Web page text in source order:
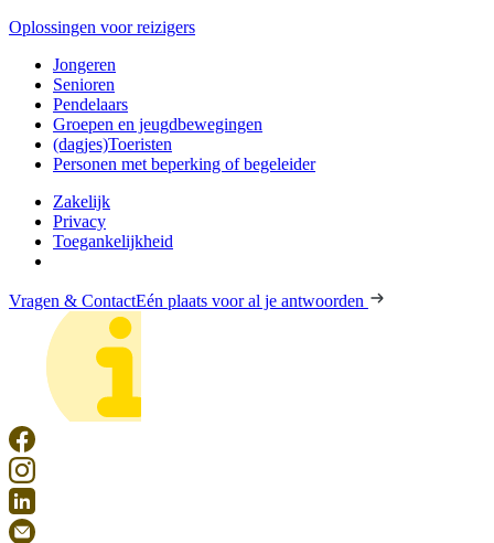
Oplossingen voor reizigers
Jongeren
Senioren
Pendelaars
Groepen en jeugdbewegingen
(dagjes)Toeristen
Personen met beperking of begeleider
Zakelijk
Privacy
Toegankelijkheid
Vragen & ContactEén plaats voor al je antwoorden